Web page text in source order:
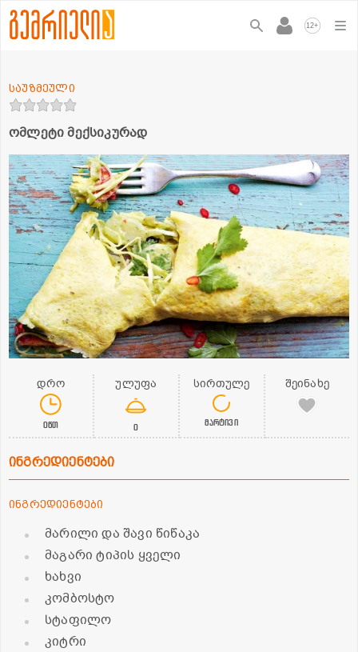
12+
ომლეტი მექსიკურად
საუზმეული
დრო
0წთ
ულუფა
0
სირთულე
მარტივი
შეინახე
ინგრედიენტები
ინგრედიენტები
მარილი და შავი წიწაკა
მაგარი ტიპის ყველი
ხახვი
კომბოსტო
სტაფილო
კიტრი